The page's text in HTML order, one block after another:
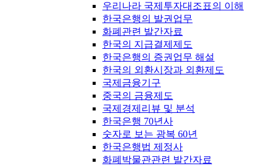
우리나라 국제투자대조표의 이해
한국은행의 발권업무
화폐관련 발간자료
한국의 지급결제제도
한국은행의 증권업무 해설
한국의 외환시장과 외환제도
국제금융기구
중국의 금융제도
국제경제리뷰 및 분석
한국은행 70년사
숫자로 보는 광복 60년
한국은행법 제정사
화폐박물관관련 발간자료